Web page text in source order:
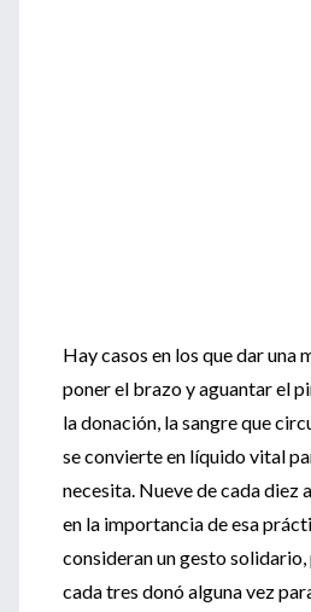
Hay casos en los que dar una
poner el brazo y aguantar el
la donación, la sangre que
se convierte en líquido vital
necesita. Nueve de cada diez
en la importancia de esa
consideran un gesto
cada tres donó alguna vez